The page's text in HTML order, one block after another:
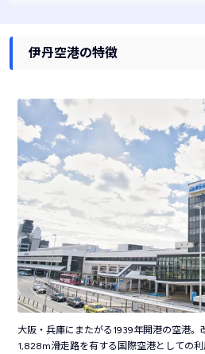
伊丹空港の特徴
大阪・兵庫にまたがる1939年開港の空港
1,828m滑走路を有する国際空港としての